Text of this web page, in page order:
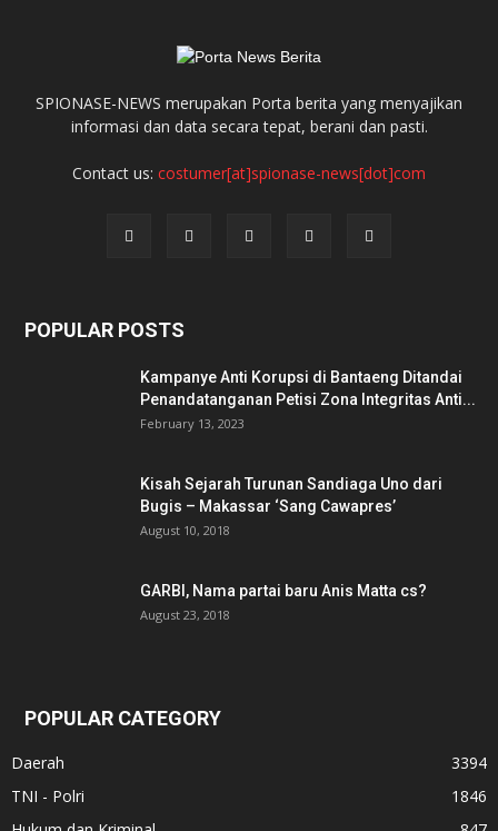
SPIONASE-NEWS merupakan Porta berita yang menyajikan
informasi dan data secara tepat, berani dan pasti.
Contact us: costumer[at]spionase-news[dot]com
POPULAR POSTS
Kampanye Anti Korupsi di Bantaeng Ditandai
Penandatanganan Petisi Zona Integritas Anti...
February 13, 2023
Kisah Sejarah Turunan Sandiaga Uno dari
Bugis – Makassar ‘Sang Cawapres’
August 10, 2018
GARBI, Nama partai baru Anis Matta cs?
August 23, 2018
POPULAR CATEGORY
Daerah
3394
TNI - Polri
1846